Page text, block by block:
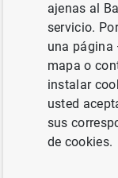
Anterior
El BCE
ajenas al
servicio.
una página
mapa o
instalar
usted
sus
de cookies.